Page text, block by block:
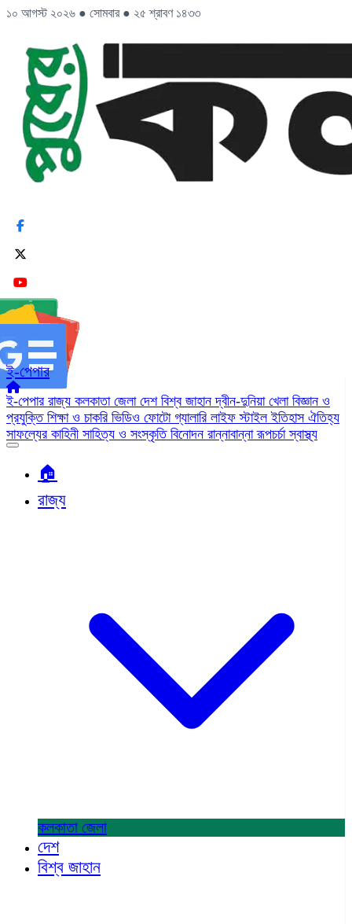
১০ আগস্ট ২০২৬ ● সোমবার ● ২৫ শ্রাবণ ১৪৩৩
ই-পেপার
ই-পেপার রাজ্য কলকাতা জেলা দেশ বিশ্ব জাহানদ্বীন-দুনিয়া খেলা বিজ্ঞান ও
প্রযুক্তি শিক্ষা ও চাকরি ভিডিও ফোটো গ্যালারি লাইফ স্টাইলইতিহাস ঐতিহ্য
সাফল্যের কাহিনী সাহিত্য ও সংস্কৃতি বিনোদন রান্নাবান্নারূপচর্চাস্বাস্থ্য
🏠︎
রাজ্য
কলকাতা জেলা
দেশ
বিশ্ব জাহান